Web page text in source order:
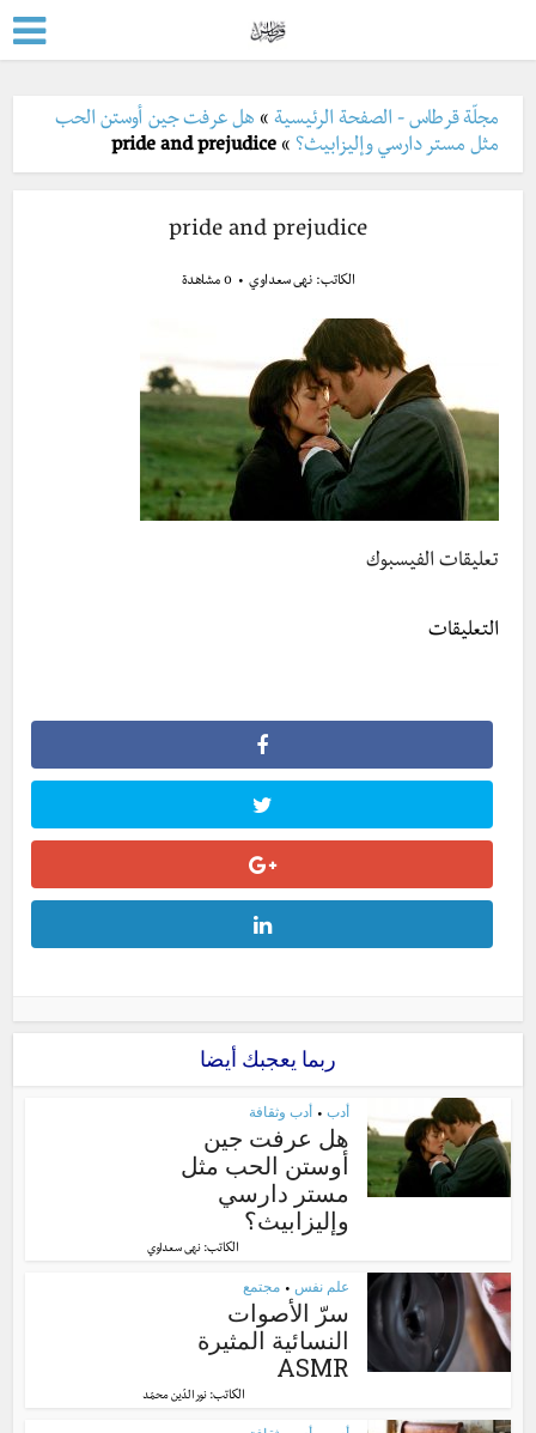
مجلّة قرطاس - الصفحة الرئيسية » هل عرفت جين أوستن الحب
مثل مستر دارسي وإليزابيث؟ »
pride and prejudice
pride and prejudice
الكاتب:نهى سعداوي 0 مشاهدة
تعليقات الفيسبوك
التعليقات
ربما يعجبك أيضا
أدب • أدب وثقافة
هل عرفت جين
أوستن الحب مثل
مستر دارسي
وإليزابيث؟
الكاتب: نهى سعداوي
علم نفس • مجتمع
سرّ الأصوات
النسائية المثيرة
ASMR
الكاتب:نور الدّين محمّد